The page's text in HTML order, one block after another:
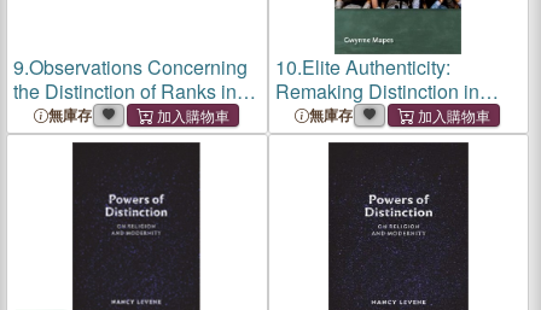
9.Observations Concerning
the Distinction of Ranks in
Society
無庫存
10.Elite Authenticity:
Remaking Distinction in
Food Discourse
無庫存